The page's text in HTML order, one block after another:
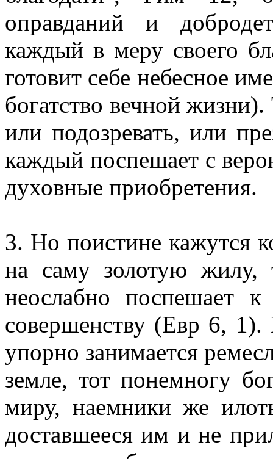
оправданий и
каждый в меру своего
готовит себе небесное
богатство вечной
или подозревать, или
каждый поспешает с
духовные приобретения.
3. Но поистине кажутся
на саму золотую жилу,
неослабно поспешает
совершенству (Евр 6,
упорно занимается
земле, тот понемногу
миру, наемники же
доставшееся им и не